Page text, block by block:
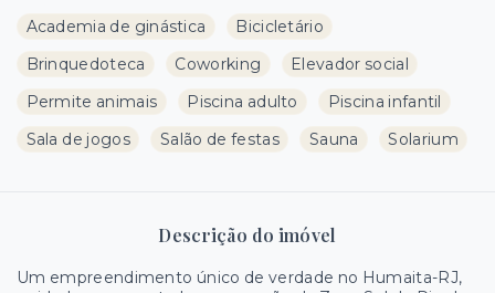
Academia de ginástica
Bicicletário
Brinquedoteca
Coworking
Elevador social
Permite animais
Piscina adulto
Piscina infantil
Sala de jogos
Salão de festas Sauna Solarium
Descrição do imóvel
Um empreendimento único de verdade no Humaita-RJ,